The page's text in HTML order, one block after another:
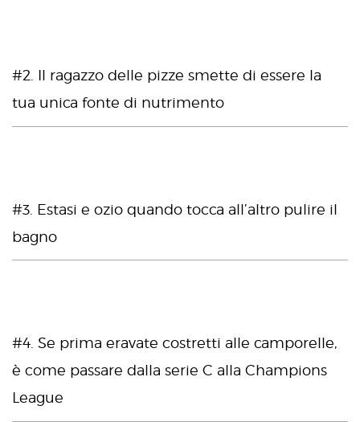
#2. Il ragazzo delle pizze smette di essere la
tua unica fonte di nutrimento
#3. Estasi e ozio quando tocca all’altro pulire il
bagno
#4. Se prima eravate costretti alle camporelle,
è come passare dalla serie C alla Champions
League